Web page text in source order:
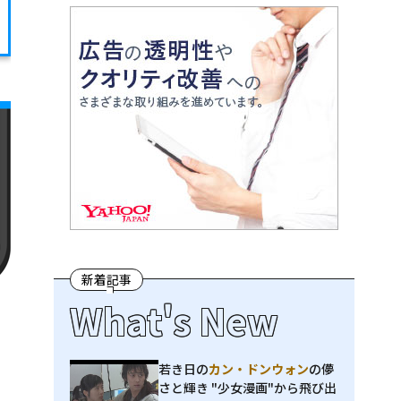
新着記事
What's New
若き日のカン・ドンウォンの儚
さと輝き "少女漫画"から飛び出